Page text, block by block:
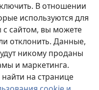
В отношении
используются для
сайтом, вы можете
отклонить. Данные,
никому проданы
и маркетинга.
на странице